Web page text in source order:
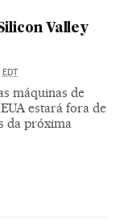
Valley
EDT
máquinas de
estará fora de
da próxima